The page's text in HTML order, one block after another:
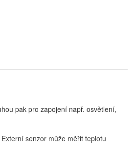
pak pro zapojení např. osvětlení,
senzor může měřit teplotu